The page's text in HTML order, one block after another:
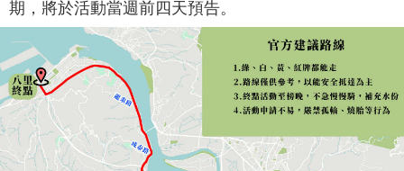
期，將於活動當週前四天預告。